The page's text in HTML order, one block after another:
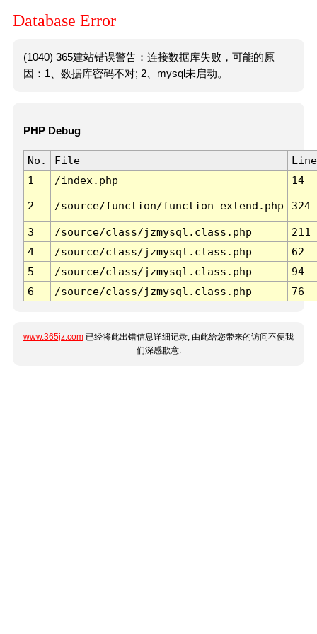
Database Error
(1040) 365建站错误警告：连接数据库失败，可能的原
因：1、数据库密码不对; 2、mysql未启动。
PHP Debug
No. File
Line
1
/index.php 14
2 /source/function/function_extend.php 324
3 /source/class/jzmysql.class.php
211
4
/source/class/jzmysql.class.php
62
5
/source/class/jzmysql.class.php
94
6
/source/class/jzmysql.class.php 76
www.365jz.com 已经将此出错信息详细记录, 由此给您带来的访问不便我
们深感歉意.